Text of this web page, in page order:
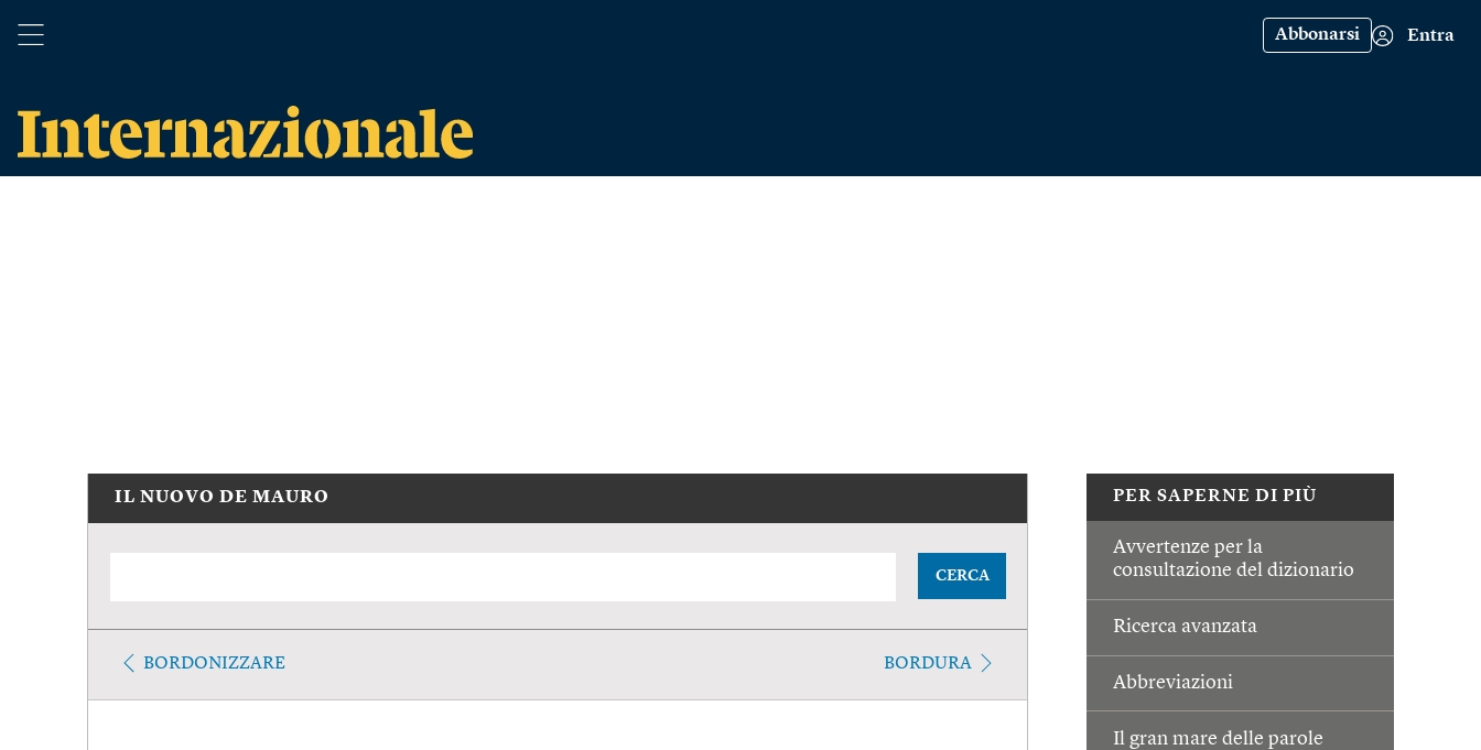
Abbonarsi Entra
PER SAPERNE DI PIÙ
Avvertenze per la
consultazione del dizionario
Ricerca avanzata
Abbreviazioni
Il gran mare delle parole
IL NUOVO DE MAURO
CERCA
BORDONIZZARE BORDURA